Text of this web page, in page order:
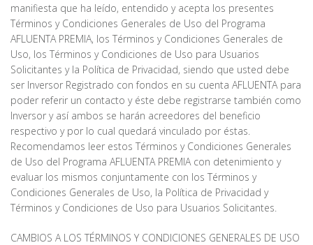
manifiesta que ha leído, entendido y acepta los presentes
Términos y Condiciones Generales de Uso del Programa
AFLUENTA PREMIA, los Términos y Condiciones Generales de
Uso, los Términos y Condiciones de Uso para Usuarios
Solicitantes y la Política de Privacidad, siendo que usted debe
ser Inversor Registrado con fondos en su cuenta AFLUENTA para
poder referir un contacto y éste debe registrarse también como
Inversor y así ambos se harán acreedores del beneficio
respectivo y por lo cual quedará vinculado por éstas.
Recomendamos leer estos Términos y Condiciones Generales
de Uso del Programa AFLUENTA PREMIA con detenimiento y
evaluar los mismos conjuntamente con los Términos y
Condiciones Generales de Uso, la Política de Privacidad y
Términos y Condiciones de Uso para Usuarios Solicitantes.
CAMBIOS A LOS TÉRMINOS Y CONDICIONES GENERALES DE USO